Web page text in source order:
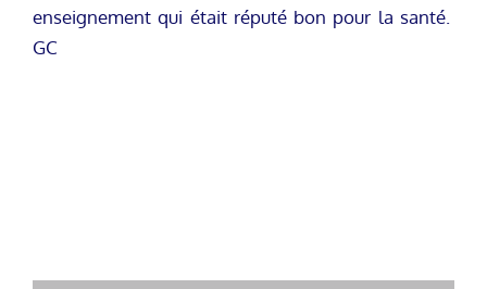
enseignement qui était réputé bon pour la santé.
GC